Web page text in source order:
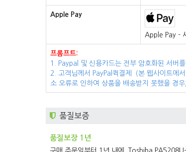
Apple Pay
Apple Pay -
프롬프트:
1. Paypal 및 신용카드는 전부 암호화된 서버
2. 고객님께서 PayPal퀵결제（본 웹사이트에
소 오류로 인하여 상품을 배송받지 못했을 경
품질보증
품질보장 1년
구매 주문일부터 1년 내에,Toshiba PA5208U-